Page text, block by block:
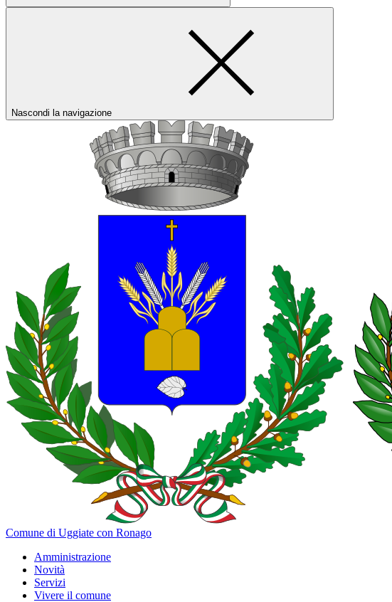
Nascondi la navigazione
Comune di Uggiate con Ronago
Amministrazione
Novità
Servizi
Vivere il comune